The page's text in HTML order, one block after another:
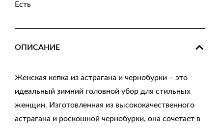
Есть
ОПИСАНИЕ
Женская кепка из астрагана и чернобурки – это
идеальный зимний головной убор для стильных
женщин. Изготовленная из высококачественного
астрагана и роскошной чернобурки, она сочетает в